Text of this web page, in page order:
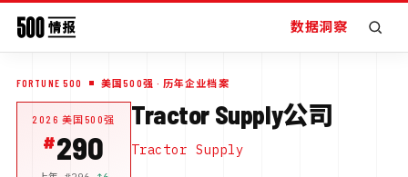
数据洞察
FORTUNE 500 美国500强 · 历年企业档案
2026 美国500强
290
Tractor Supply公司
Tractor Supply